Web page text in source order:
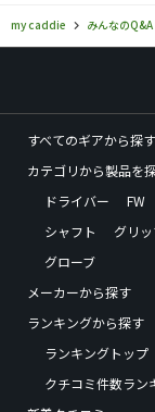
my caddie みんなのQ&A
すべてのギアから探す
カテゴリから製品を
ドライバー
FW
シャフト
グリ
グローブ
メーカーから探す
ランキングから探す
ランキングトップ
クチコミ件数ラン